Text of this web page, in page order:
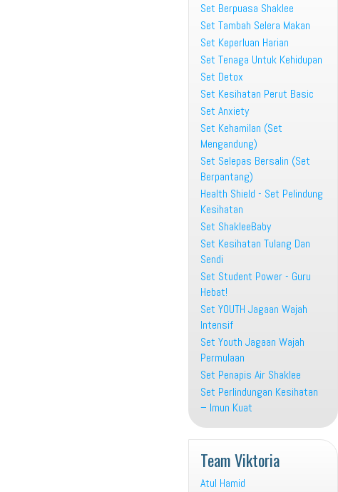
Set Berpuasa Shaklee
Set Tambah Selera Makan
Set Keperluan Harian
Set Tenaga Untuk Kehidupan
Set Detox
Set Kesihatan Perut Basic
Set Anxiety
Set Kehamilan (Set
Mengandung)
Set Selepas Bersalin (Set
Berpantang)
Health Shield - Set Pelindung
Kesihatan
Set ShakleeBaby
Set Kesihatan Tulang Dan
Sendi
Set Student Power - Guru
Hebat!
Set YOUTH Jagaan Wajah
Intensif
Set Youth Jagaan Wajah
Permulaan
Set Penapis Air Shaklee
Set Perlindungan Kesihatan
– Imun Kuat
Team Viktoria
Atul Hamid